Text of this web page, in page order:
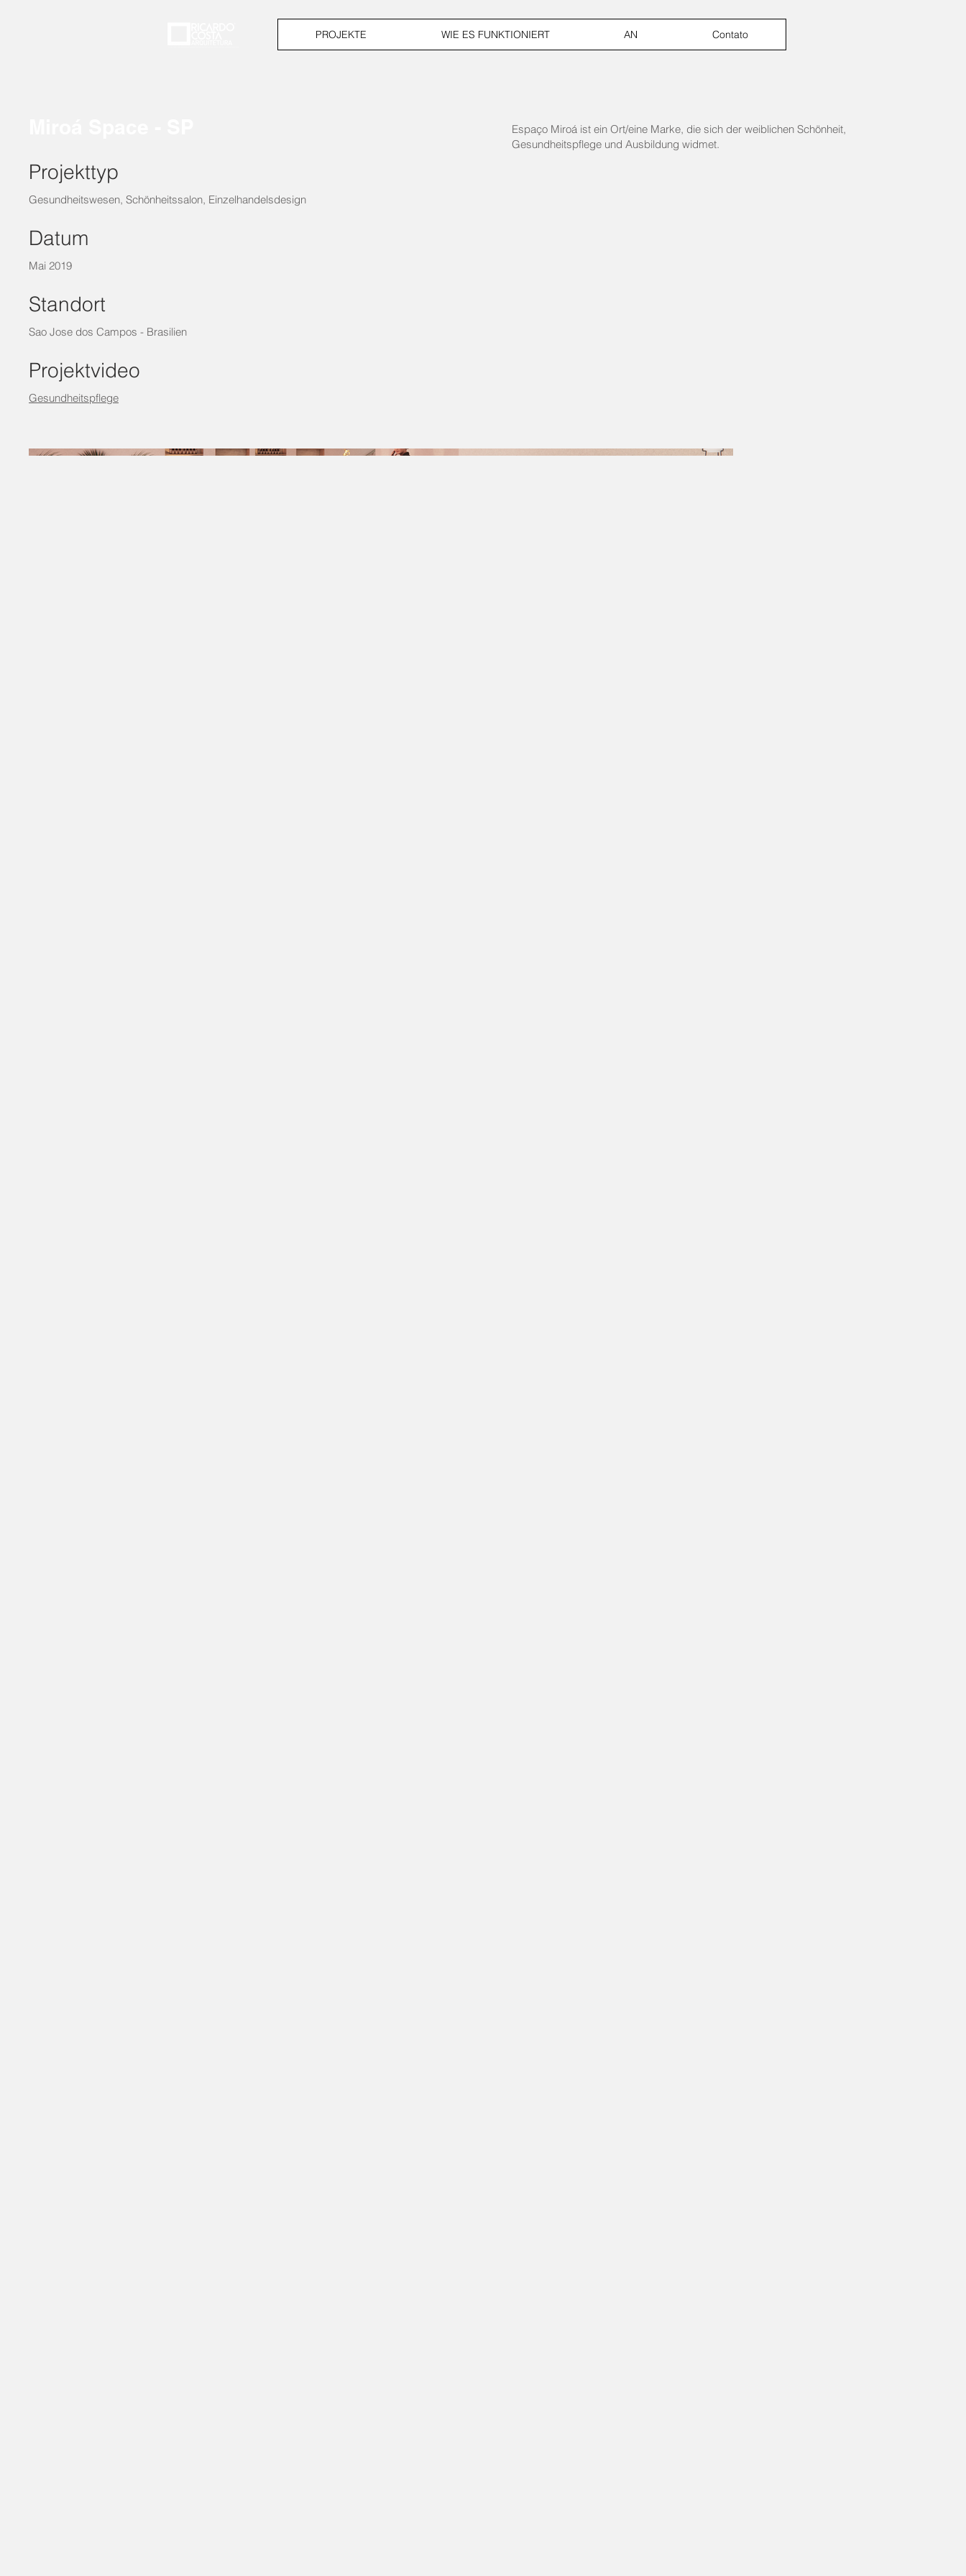
PROJEKTE WIE ES FUNKTIONIERT AN Contato
Projekttyp
Gesundheitswesen, Schönheitssalon, Einzelhandelsdesign
Datum
Mai 2019
Standort
Sao Jose dos Campos - Brasilien
Projektvideo
Gesundheitspflege
Espaço Miroá ist ein Ort/eine Marke, die sich der weiblichen Schönheit,
Gesundheitspflege und Ausbildung widmet.